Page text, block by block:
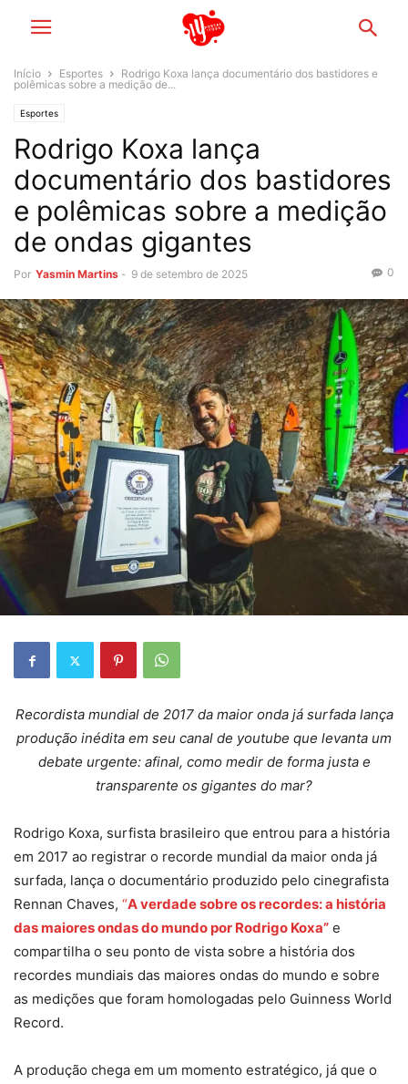
Início Esportes
Rodrigo Koxa lança documentário dos bastidores e
polêmicas sobre a medição de...
Esportes
Rodrigo Koxa lança
documentário dos bastidores
e polêmicas sobre a medição
de ondas gigantes
Por Yasmin Martins - 9 de setembro de 2025 0
Recordista mundial de 2017 da maior onda já surfada lança
produção inédita em seu canal de youtube que levanta um
debate urgente: afinal, como medir de forma justa e
transparente os gigantes do mar?
Rodrigo Koxa, surfista brasileiro que entrou para a história
em 2017 ao registrar o recorde mundial da maior onda já
surfada, lança o documentário produzido pelo cinegrafista
Rennan Chaves, “A verdade sobre os recordes: a história
das maiores ondas do mundo por Rodrigo Koxa” e
compartilha o seu ponto de vista sobre a história dos
recordes mundiais das maiores ondas do mundo e sobre
as medições que foram homologadas pelo Guinness World
Record.
A produção chega em um momento estratégico, já que o